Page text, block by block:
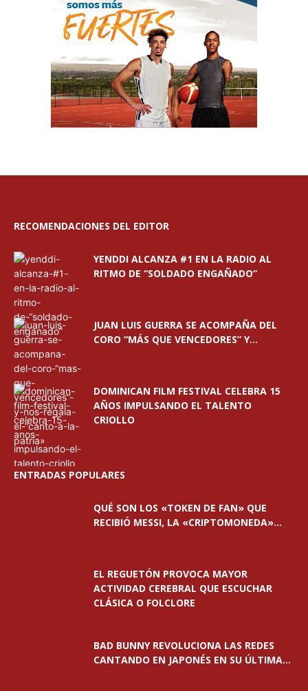
RECOMENDACIONES DEL EDITOR
YENDDI ALCANZA #1 EN LA RADIO AL
RITMO DE “SOLDADO ENGAÑADO”
JUAN LUIS GUERRA SE ACOMPAÑA DEL
CORO “MÁS QUE VENCEDORES” Y...
DOMINICAN FILM FESTIVAL CELEBRA 15
AÑOS IMPULSANDO EL TALENTO
CRIOLLO
ENTRADAS POPULARES
QUÉ SON LOS «TOKEN DE FAN» QUE
RECIBIÓ MESSI, LA «CRIPTOMONEDA»...
EL REGUETÓN PROVOCA MAYOR
ACTIVIDAD CEREBRAL QUE ESCUCHAR
CLÁSICA O FOLCLORE
BAD BUNNY REVOLUCIONA LAS REDES
CANTANDO EN JAPONÉS EN SU ÚLTIMA...